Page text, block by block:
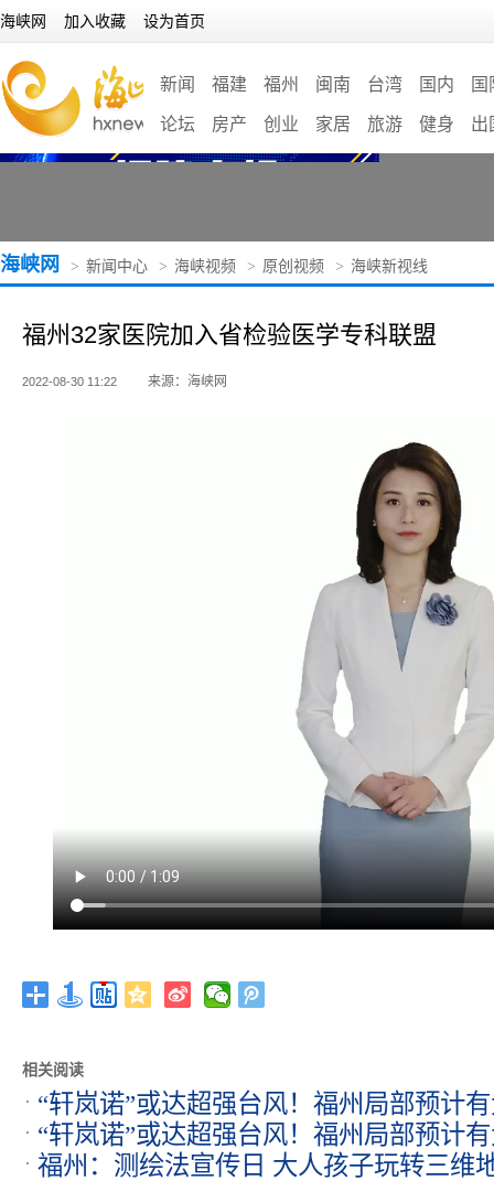
海峡网 加入收藏 设为首页
新闻 福建 福州 闽南 台湾 国内 国
论坛 房产 创业 家居 旅游 健身 出
海峡网 > 新闻中心 > 海峡视频 > 原创视频 > 海峡新视线
福州32家医院加入省检验医学专科联盟
2022-08-30 11:22 来源：海峡网
相关阅读
“轩岚诺”或达超强台风！福州局部预计
“轩岚诺”或达超强台风！福州局部预计
福州：测绘法宣传日 大人孩子玩转三维